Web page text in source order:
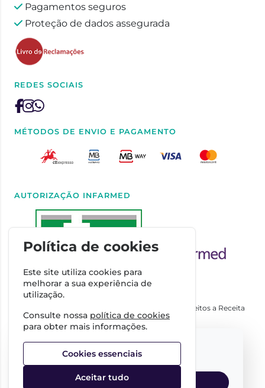
Select your language:
English
Pagamentos seguros
Proteção de dados assegurada
REDES SOCIAIS
MÉTODOS DE ENVIO E PAGAMENTO
AUTORIZAÇÃO INFARMED
Autorizado a Disponibilizar Medicamentos Não Sujeitos a Receita
Médica através da Internet pelo Infarmed. I.P.
Dra. Cátia Costa
FARMÁCIA IMPERIAL, Complexo Farmacêutico da Guerra
509342485
Política de cookies
Este site utiliza cookies para
melhorar a sua experiência de
utilização.
Consulte nossa política de cookies
para obter mais informações.
Cookies essenciais
Aceitar tudo